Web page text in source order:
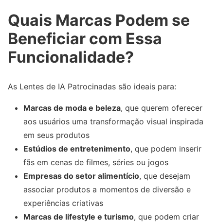
Quais Marcas Podem se
Beneficiar com Essa
Funcionalidade?
As Lentes de IA Patrocinadas são ideais para:
Marcas de moda e beleza, que querem oferecer
aos usuários uma transformação visual inspirada
em seus produtos
Estúdios de entretenimento, que podem inserir
fãs em cenas de filmes, séries ou jogos
Empresas do setor alimentício, que desejam
associar produtos a momentos de diversão e
experiências criativas
Marcas de lifestyle e turismo, que podem criar